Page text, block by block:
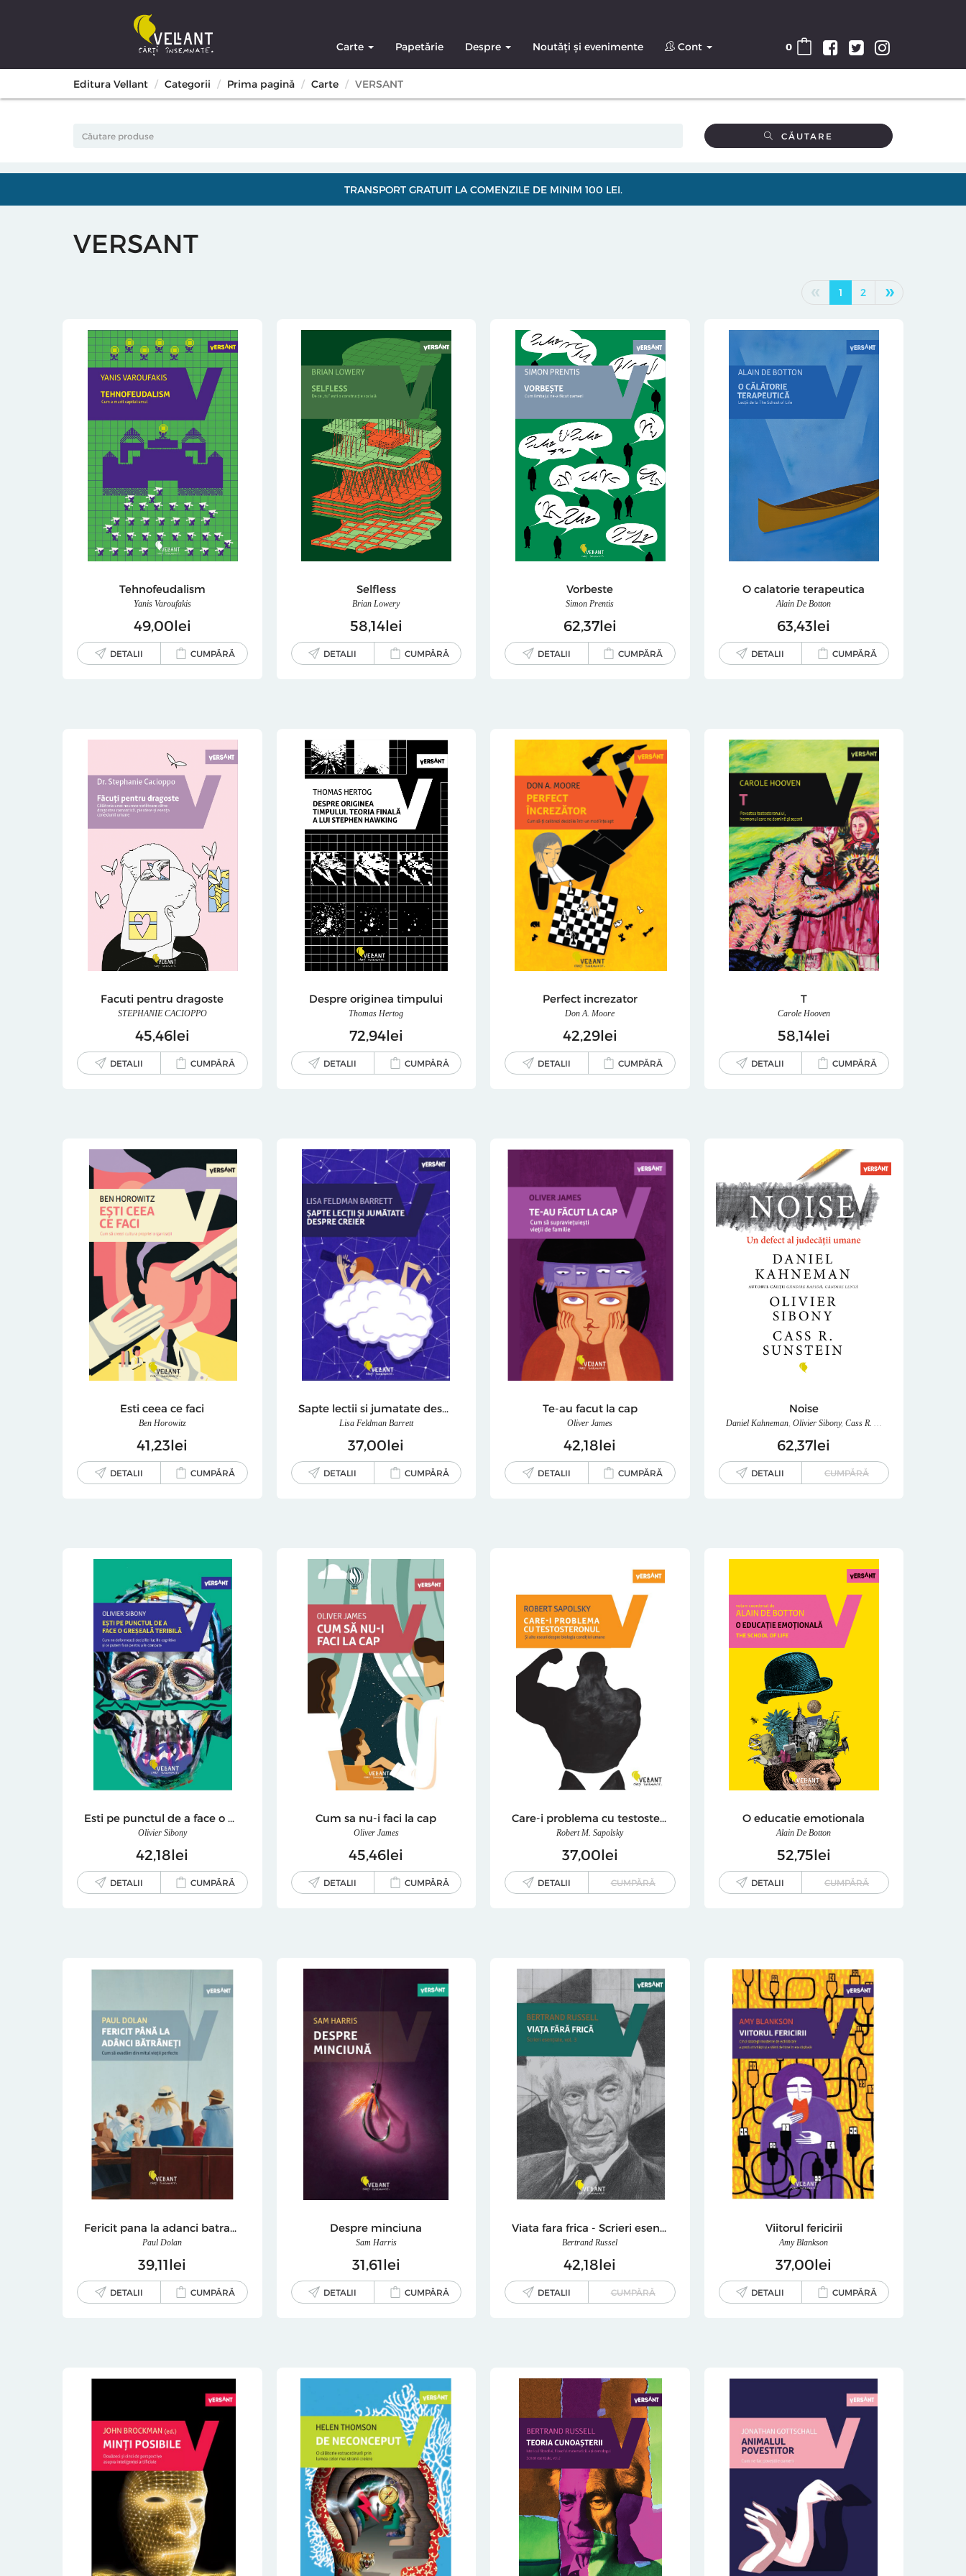
0
Carte Papetărie Despre Noutăți și evenimente Cont
Editura Vellant Categorii Prima pagină Carte VERSANT
CĂUTARE
TRANSPORT GRATUIT LA COMENZILE DE MINIM 100 LEI.
VERSANT
« 1 2 »
Tehnofeudalism
Yanis Varoufakis
4900lei
DETALII CUMPĂRĂ
Selfless
Brian Lowery
5814lei
DETALII CUMPĂRĂ
Vorbeste
Simon Prentis
6237lei
DETALII CUMPĂRĂ
O calatorie terapeutica
Alain De Botton
63 43lei
DETALII CUMPĂRĂ
Facuti pentru dragoste
STEPHANIE CACIOPPO
4546lei
DETALII CUMPĂRĂ
Despre originea timpului
Thomas Hertog
7294lei
DETALII CUMPĂRĂ
Perfect increzator
Don A. Moore
4229lei
DETALII CUMPĂRĂ
T
Carole Hooven
5814lei
DETALII CUMPĂRĂ
Esti ceea ce faci
Ben Horowitz
41 23lei
DETALII CUMPĂRĂ
Sapte lectii si jumatate despre creier
Lisa Feldman Barrett
37 00lei
DETALII CUMPĂRĂ
Te-au facut la cap
Oliver James
42 18lei
DETALII CUMPĂRĂ
Noise
Daniel Kahneman, Olivier Sibony, Cass R. Sunstein
62 37lei
DETALII CUMPĂRĂ
Esti pe punctul de a face o greseala teribila
Olivier Sibony
42 18lei
DETALII CUMPĂRĂ
Cum sa nu-i faci la cap
Oliver James
45 46lei
DETALII CUMPĂRĂ
Care-i problema cu testosteronul
Robert M. Sapolsky
3700lei
DETALII CUMPĂRĂ
O educatie emotionala
Alain De Botton
5275lei
DETALII CUMPĂRĂ
Fericit pana la adanci batraneti
Paul Dolan
3911lei
DETALII CUMPĂRĂ
Despre minciuna
Sam Harris
31 61lei
DETALII CUMPĂRĂ
Viata fara frica - Scrieri esentiale, vol. 3
Bertrand Russel
42 18lei
DETALII CUMPĂRĂ
Viitorul fericirii
Amy Blankson
37 00lei
DETALII CUMPĂRĂ